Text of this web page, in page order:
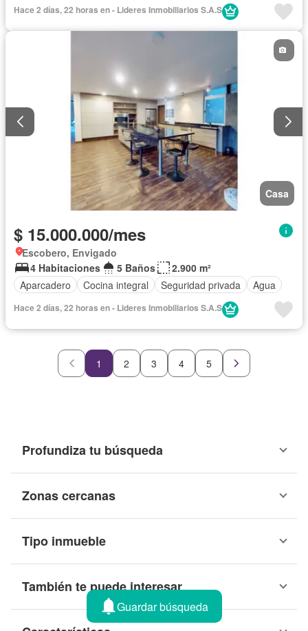
Hace 2 días, 22 horas en - Lideres Inmobiliarios S.A.S
Casa
$ 15.000.000/mes
Escobero, Envigado
4 Habitaciones
5 Baños
2.900 m²
Aparcadero
Cocina integral Seguridad privada Agua
Hace 2 días, 22 horas en - Lideres Inmobiliarios S.A.S
1 2 3 4 5
Profundiza tu búsqueda
Zonas cercanas
Tipo inmueble
También te puede interesar
Guardar búsqueda